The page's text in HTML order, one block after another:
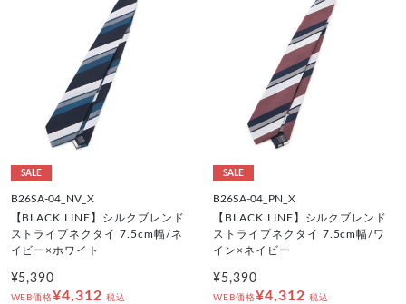
SALE
B26SA-04_NV_X
【BLACK LINE】シルクブレンド
ストライプネクタイ 7.5cm幅/ネ
イビー×ホワイト
¥5,390
WEB価格¥4,312 税込
SALE
B26SA-04_PN_X
【BLACK LINE】シルクブレンド
ストライプネクタイ 7.5cm幅/ワ
イン×ネイビー
¥5,390
WEB価格¥4,312 税込